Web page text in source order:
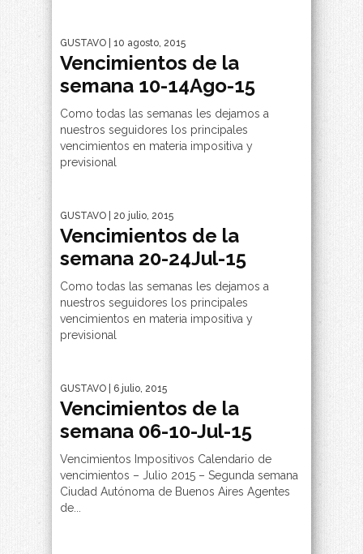
GUSTAVO | 10 agosto, 2015
Vencimientos de la
semana 10-14Ago-15
Como todas las semanas les dejamos a
nuestros seguidores los principales
vencimientos en materia impositiva y
previsional
GUSTAVO | 20 julio, 2015
Vencimientos de la
semana 20-24Jul-15
Como todas las semanas les dejamos a
nuestros seguidores los principales
vencimientos en materia impositiva y
previsional
GUSTAVO | 6 julio, 2015
Vencimientos de la
semana 06-10-Jul-15
Vencimientos Impositivos Calendario de
vencimientos – Julio 2015 – Segunda semana
Ciudad Autónoma de Buenos Aires Agentes
de...